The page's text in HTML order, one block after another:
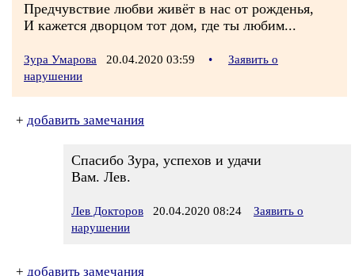
Предчувствие любви живёт в нас от рожденья,
И кажется дворцом тот дом, где ты любим...
Зура Умарова 20.04.2020 03:59 •
Заявить о
нарушении
+ добавить замечания
Спасибо Зура, успехов и удачи
Вам. Лев.
Лев Докторов 20.04.2020 08:24
Заявить о
нарушении
+ добавить замечания